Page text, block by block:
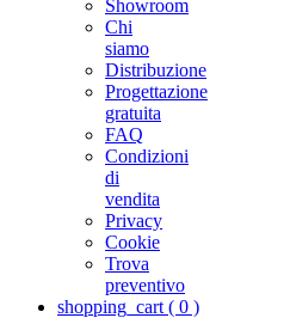
Showroom
Chi
siamo
Distribuzione
Progettazione
gratuita
FAQ
Condizioni
di
vendita
Privacy
Cookie
Trova
preventivo
shopping_cart ( 0 )